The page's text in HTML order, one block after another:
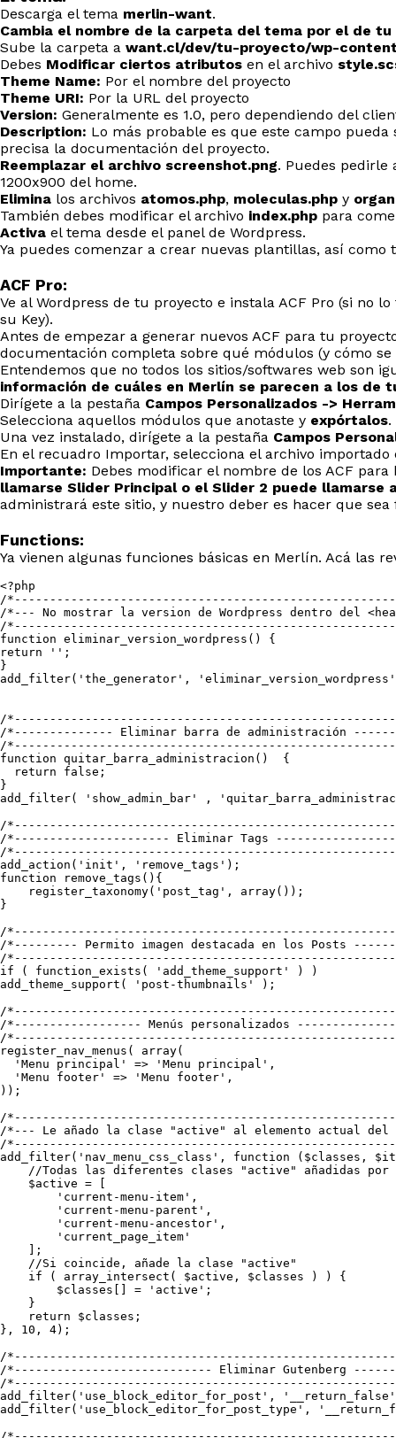
Descarga el tema merlin-want.
Cambia el nombre de la carpeta del tema por el de
Sube la carpeta a want.cl/dev/tu-proyecto/wp-
Debes Modificar ciertos atributos en el archivo
Theme Name: Por el nombre del proyecto
Theme URI: Por la URL del proyecto
Version: Generalmente es 1.0, pero dependiendo del
Description: Lo más probable es que este campo
precisa la documentación del proyecto.
Reemplazar el archivo screenshot.png. Puedes pedirle
1200x900 del home.
Elimina los archivos atomos.php, moleculas.php y
También debes modificar el archivo index.php para
Activa el tema desde el panel de Wordpress.
Ya puedes comenzar a crear nuevas plantillas, así
ACF Pro:
Ve al Wordpress de tu proyecto e instala ACF Pro (si no
su Key).
Antes de empezar a generar nuevos ACF para tu
documentación completa sobre qué módulos (y cómo
Entendemos que no todos los sitios/softwares web son
información de cuáles en Merlín se parecen a los de
Dirígete a la pestaña Campos Personalizados ->
Selecciona aquellos módulos que anotaste y expórtalos.
Una vez instalado, dirígete a la pestaña Campos
En el recuadro Importar, selecciona el archivo
Importante: Debes modificar el nombre de los ACF
llamarse Slider Principal o el Slider 2 puede llamarse
administrará este sitio, y nuestro deber es hacer que
Functions:
Ya vienen algunas funciones básicas en Merlín. Acá las
<?php
/
/*--- No mostrar la version de Wordpress dentro del
/
function eliminar_version_wordpress() {
return '';
}
add_filter('the_generator',
/
/*-------------- Eliminar barra de administración
/
function quitar_barra_administracion()  {
  return false;
}
add_filter( 'show_admin_bar' ,
/
/*---------------------- Eliminar Tags
/
add_action('init', 'remove_tags');
function remove_tags(){
    register_taxonomy('post_tag', array());
}
/
/*--------- Permito imagen destacada en los Posts
/
if ( function_exists( 'add_theme_support' ) )
add_theme_support( 'post-thumbnails' );
/
/*------------------ Menús personalizados
/
register_nav_menus( array(
  'Menu principal' => 'Menu principal',
  'Menu footer' => 'Menu footer',
));
/
/*--- Le añado la clase "active" al elemento actual del
/
add_filter('nav_menu_css_class', function ($classes,
//Todas las diferentes clases "active" añadidas por
    $active = [
        'current-menu-item',
        'current-menu-parent',
        'current-menu-ancestor',
        'current_page_item'
    ];
    //Si coincide, añade la clase "active"
    if ( array_intersect( $active, $classes ) ) {
        $classes[] = 'active';
    }
    return $classes;
}, 10, 4);
/
/*---------------------------- Eliminar Gutenberg
/
add_filter('use_block_editor_for_post',
add_filter('use_block_editor_for_post_type',